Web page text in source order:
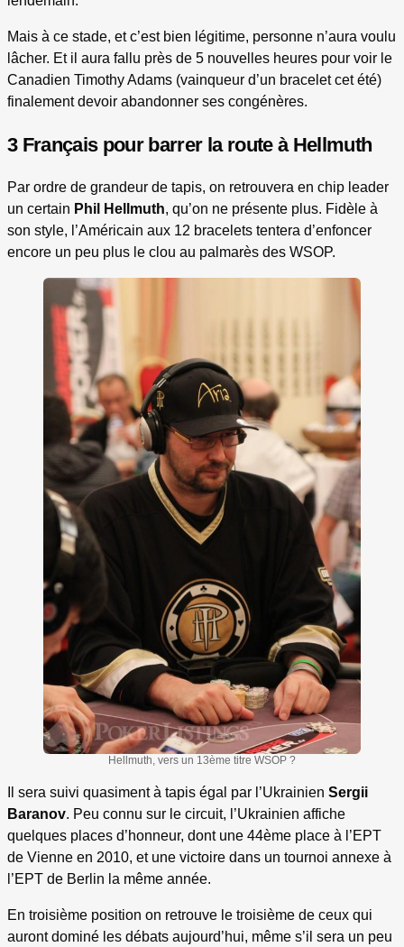
Mais à ce stade, et c’est bien légitime, personne n’aura voulu
lâcher. Et il aura fallu près de 5 nouvelles heures pour voir le
Canadien Timothy Adams (vainqueur d’un bracelet cet été)
finalement devoir abandonner ses congénères.
3 Français pour barrer la route à Hellmuth
Par ordre de grandeur de tapis, on retrouvera en chip leader
un certain Phil Hellmuth, qu’on ne présente plus. Fidèle à
son style, l’Américain aux 12 bracelets tentera d’enfoncer
encore un peu plus le clou au palmarès des WSOP.
Hellmuth, vers un 13ème titre WSOP ?
Il sera suivi quasiment à tapis égal par l’Ukrainien Sergii
Baranov. Peu connu sur le circuit, l’Ukrainien affiche
quelques places d’honneur, dont une 44ème place à l’EPT
de Vienne en 2010, et une victoire dans un tournoi annexe à
l’EPT de Berlin la même année.
En troisième position on retrouve le troisième de ceux qui
auront dominé les débats aujourd’hui, même s’il sera un peu